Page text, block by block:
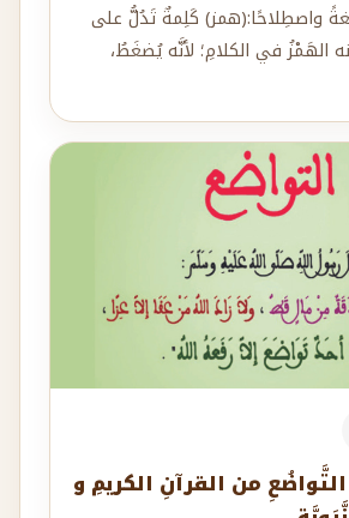
واصطِلاحًا:(همز) كَلِمةٌ تَدُلُّ على
في الكلامِ؛ لأنَّه يُضغَطُ،
من القرآنِ الكريمِ و